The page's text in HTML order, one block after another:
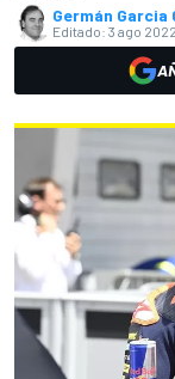
Germán Garcia
Editado: 3 ago